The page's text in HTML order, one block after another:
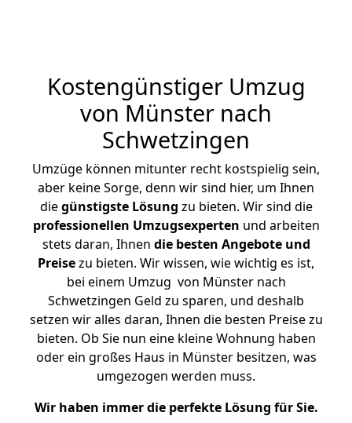
Kostengünstiger Umzug
von Münster nach
Schwetzingen
Umzüge können mitunter recht kostspielig sein,
aber keine Sorge, denn wir sind hier, um Ihnen
diegünstigste Lösung zu bieten. Wir sind die
professionellen Umzugsexperten und arbeiten
stets daran, Ihnen die besten Angebote und
Preisezu bieten. Wir wissen, wie wichtig es ist,
bei einem Umzug von Münster nach
Schwetzingen Geld zu sparen, und deshalb
setzen wir alles daran, Ihnen die besten Preise zu
bieten. Ob Sie nun eine kleine Wohnung haben
oder ein großes Haus in Münster besitzen, was
umgezogen werden muss.
Wir haben immer die perfekte Lösung für Sie.